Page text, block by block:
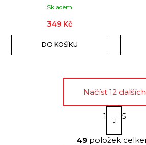
Skladem
349 Kč
DO KOŠÍKU
O
Načíst 12 dalších
S
t
á
1 5
49položek